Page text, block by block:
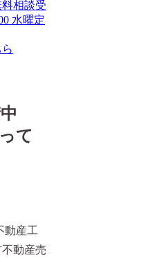
て
産工
動産売